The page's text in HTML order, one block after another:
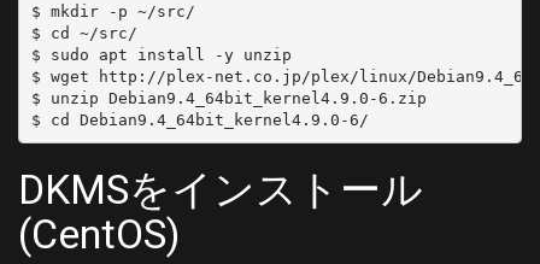
$ mkdir -p ~/src/
$ cd ~/src/
$ sudo apt install -y unzip
$ wget http://plex-net.co.jp/plex/linux/
$ unzip Debian9.4_64bit_kernel4.9.0-6.zip
DKMSをインストール
(CentOS)